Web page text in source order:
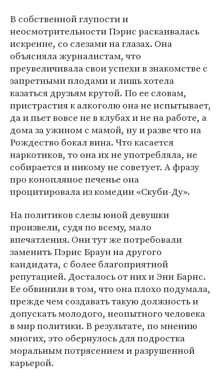
В собственной глупости и
неосмотрительности Пэрис раскаивалась
искренне, со слезами на глазах. Она
объясняла журналистам, что
преувеличивала свои успехи в знакомстве с
запретными плодами и лишь хотела
казаться друзьям крутой. По ее словам,
пристрастия к алкоголю она не испытывает,
да и пьет вовсе не в клубах и не на работе, а
дома за ужином с мамой, ну и разве что на
Рождество бокал вина. Что касается
наркотиков, то она их не употребляла, не
собирается и никому не советует. А фразу
про конопляное печенье она
процитировала из комедии «Скуби-Ду».
На политиков слезы юной девушки
произвели, судя по всему, мало
впечатления. Они тут же потребовали
заменить Пэрис Браун на другого
кандидата, с более благоприятной
репутацией. Досталось от них и Энн Барнс.
Ее обвинили в том, что она плохо подумала,
прежде чем создавать такую должность и
допускать молодого, неопытного человека
в мир политики. В результате, по мнению
многих, это обернулось для подростка
моральным потрясением и разрушенной
карьерой.